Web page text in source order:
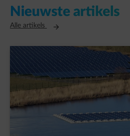
Nieuwste artikels
Alle artikels Opent in een nieuw tabblad
AVK Plastics tekent een